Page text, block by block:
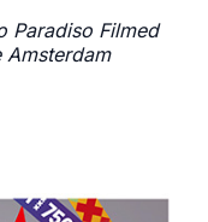
Paradiso Filmed